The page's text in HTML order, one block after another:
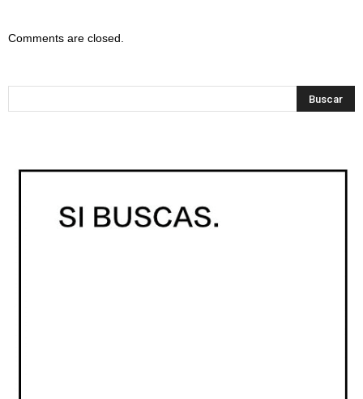
Comments are closed.